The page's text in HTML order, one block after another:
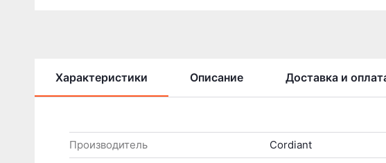
Характеристики Описание Доставка и
Производитель
Cordiant